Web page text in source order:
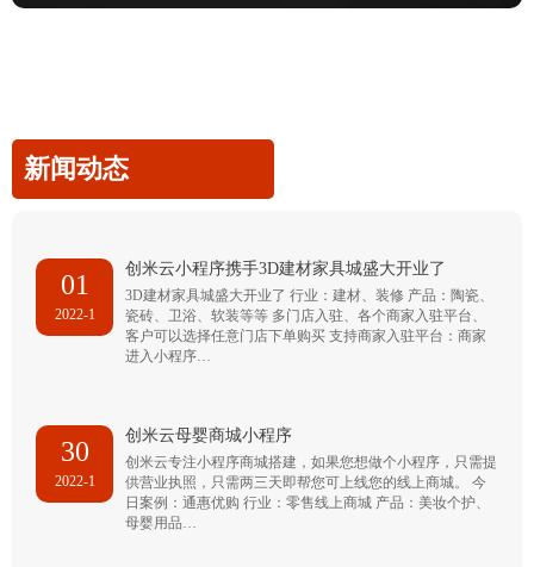
新闻动态
01
2022-1
创米云小程序携手3D建材家具城盛大开业了
3D建材家具城盛大开业了 行业：建材、装修 产品：陶瓷、
瓷砖、卫浴、软装等等 多门店入驻、各个商家入驻平台、
客户可以选择任意门店下单购买 支持商家入驻平台：商家
进入小程序…
30
2022-1
创米云母婴商城小程序
创米云专注小程序商城搭建，如果您想做个小程序，只需提
供营业执照，只需两三天即帮您可上线您的线上商城。 今
日案例：通惠优购 行业：零售线上商城 产品：美妆个护、
母婴用品…